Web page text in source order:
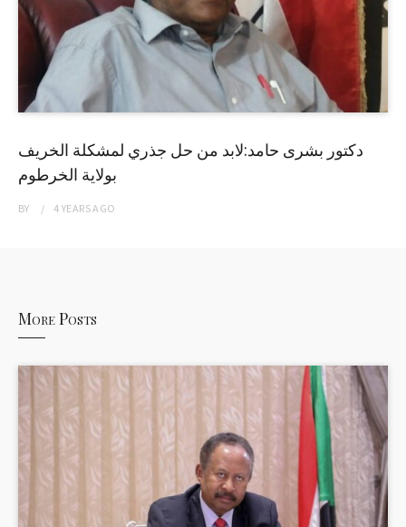
دكتور بشرى حامد:لابد من حل جذري لمشكلة الخريف
بولاية الخرطوم
BY 4 YEARSAGO
More Posts